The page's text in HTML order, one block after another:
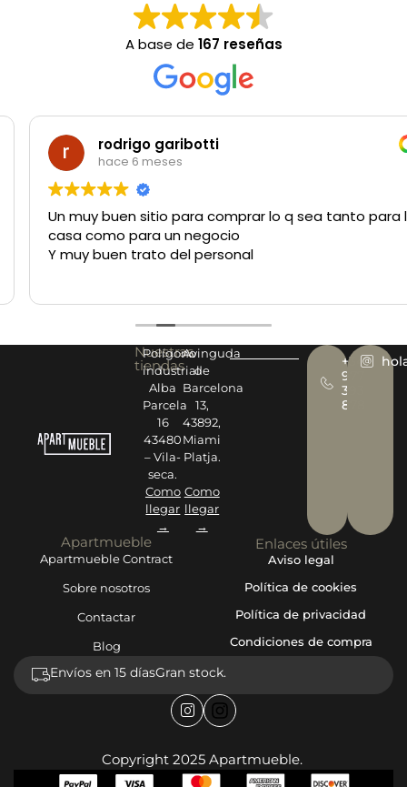
A base de 167 reseñas
rodrigo garibotti
hace 6 meses
Un muy buen sitio para comprar lo q sea tanto para la
casa como para un negocio
Y muy buen trato del personal
Nuestras
tiendas
Polígono
industrial
Alba
Parcela
16
43480
– Vila-
seca.
Como
llegar
→
Avinguda
de
Barcelona
13,
43892,
Miami
Platja.
Como
llegar
→
+34
977
393
878
Apartmueble
Apartmueble Contract
Sobre nosotros
Contactar
Blog
Enlaces útiles
Aviso legal
Política de cookies
Política de privacidad
Condiciones de compra
Envíos en 15 díasGran stock.
Copyright 2025 Apartmueble.